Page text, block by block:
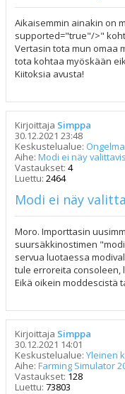
Aikaisemmin ainakin on
supported="true"/>"
Vertasin tota mun omaa
tota kohtaa myöskään
Kiitoksia avusta!
Kirjoittaja Simppa
30.12.2021 23:48
Keskustelualue:
Aihe: Modi ei näy
Vastaukset: 4
Luettu: 2464
Modi ei näy
Moro. Importtasin
suursäkkinostimen
servua luotaessa
tule erroreita consoleen,
Eikä oikein moddescistä
Kirjoittaja Simppa
30.12.2021 14:01
Keskustelualue: Yleinen
Aihe: Farming Simulator
Vastaukset: 128
Luettu: 73803